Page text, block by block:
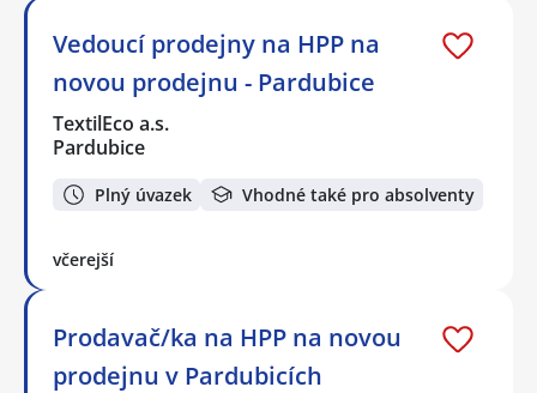
Vedoucí prodejny na HPP na
novou prodejnu - Pardubice
TextilEco a.s.
Pardubice
Plný úvazek Vhodné také pro absolventy
včerejší
Prodavač/ka na HPP na novou
prodejnu v Pardubicích